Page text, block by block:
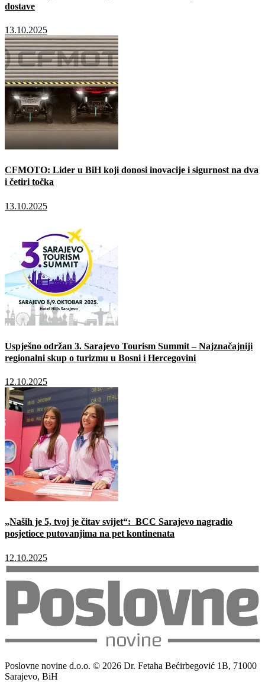
dostave
13.10.2025
CFMOTO: Lider u BiH koji donosi inovacije i sigurnost na dva
i četiri točka
13.10.2025
Uspješno održan 3. Sarajevo Tourism Summit – Najznačajniji
regionalni skup o turizmu u Bosni i Hercegovini
12.10.2025
„Naših je 5, tvoj je čitav svijet“: BCC Sarajevo nagradio
posjetioce putovanjima na pet kontinenata
12.10.2025
Poslovne novine d.o.o. © 2026 Dr. Fetaha Bećirbegović 1B, 71000
Sarajevo, BiH